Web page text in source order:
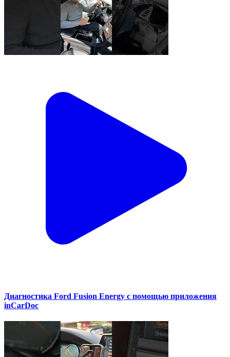
Диагностика Ford Fusion Energy с помощью приложения
inCarDoc